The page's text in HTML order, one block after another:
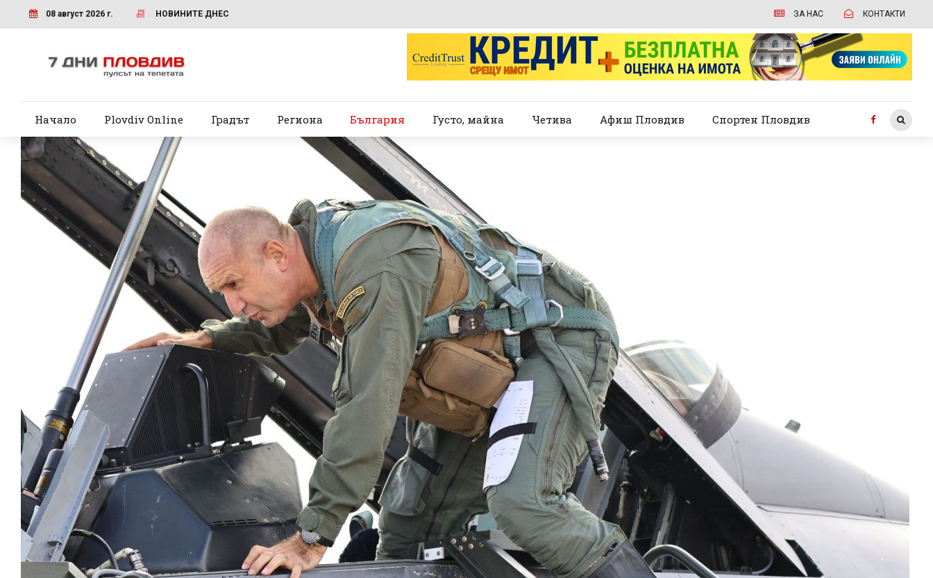
08 август 2026 г. НОВИНИТЕ ДНЕС ЗА НАС КОНТАКТИ
Начало Plovdiv Online Градът Региона България Густо, майна Четива Афиш Пловдив Спортен Пловдив